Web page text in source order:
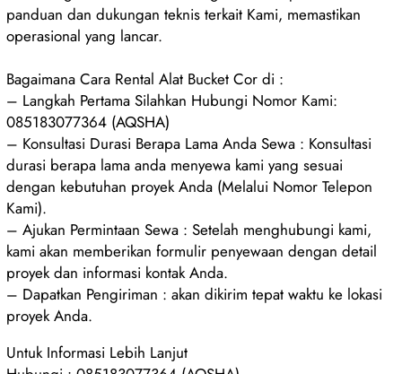
panduan dan dukungan teknis terkait Kami, memastikan
operasional yang lancar.
Bagaimana Cara Rental Alat Bucket Cor di :
– Langkah Pertama Silahkan Hubungi Nomor Kami:
085183077364 (AQSHA)
– Konsultasi Durasi Berapa Lama Anda Sewa : Konsultasi
durasi berapa lama anda menyewa kami yang sesuai
dengan kebutuhan proyek Anda (Melalui Nomor Telepon
Kami).
– Ajukan Permintaan Sewa : Setelah menghubungi kami,
kami akan memberikan formulir penyewaan dengan detail
proyek dan informasi kontak Anda.
– Dapatkan Pengiriman : akan dikirim tepat waktu ke lokasi
proyek Anda.
Untuk Informasi Lebih Lanjut